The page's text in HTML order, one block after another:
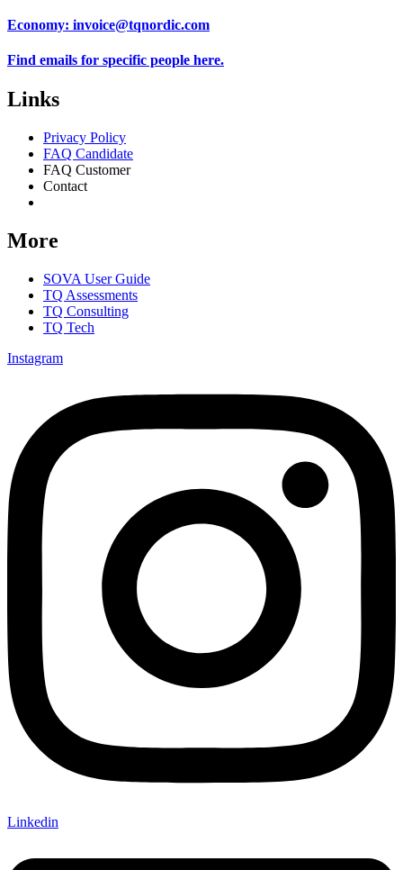
Economy: invoice@tqnordic.com
Find emails for specific people here.
Links
Privacy Policy
FAQ Candidate
FAQ Customer
Contact
More
SOVA User Guide
TQ Assessments
TQ Consulting
TQ Tech
Instagram
Linkedin